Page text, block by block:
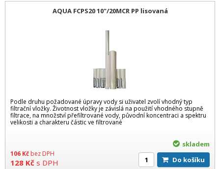
AQUA FCPS20 10"/20MCR PP lisovaná
Podle druhu požadované úpravy vody si uživatel zvolí vhodný typ
filtrační vložky. Životnost vložky je závislá na použití vhodného stupně
filtrace, na množství přefiltrované vody, původní koncentraci a spektru
velikosti a charakteru částic ve filtrované
106 Kč bez DPH
128 Kč s DPH
skladem
Do košíku